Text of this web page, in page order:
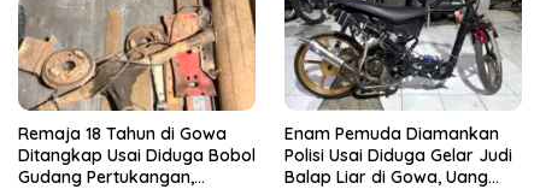
Remaja 18 Tahun di Gowa
Ditangkap Usai Diduga Bobol
Gudang Pertukangan,
Enam Pemuda Diamankan
Polisi Usai Diduga Gelar Judi
Balap Liar di Gowa, Uang